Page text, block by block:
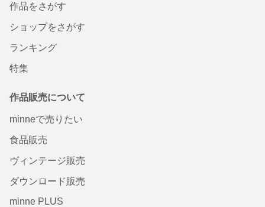
作品をさがす
ショップをさがす
ランキング
特集
作品販売について
minneで売りたい
食品販売
ヴィンテージ販売
ダウンロード販売
minne PLUS